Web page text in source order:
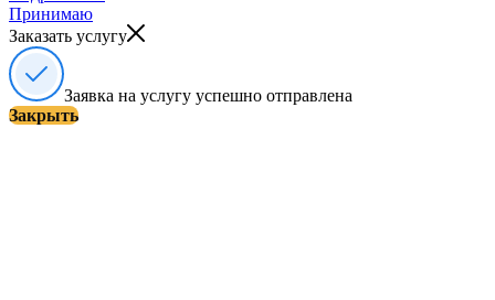
Принимаю
Заказать услугу
Заявка на услугу успешно отправлена
Закрыть